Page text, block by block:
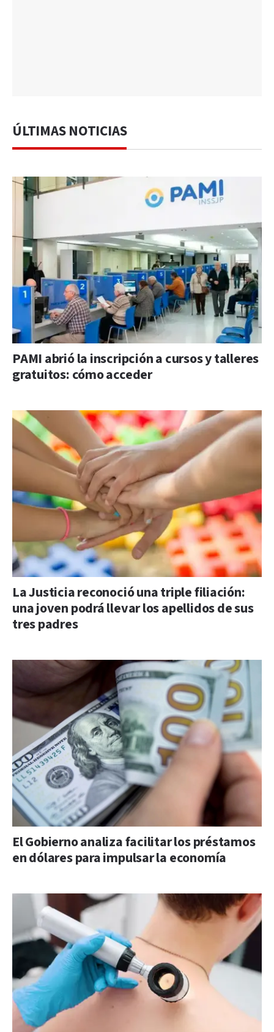
ÚLTIMAS NOTICIAS
PAMI abrió la inscripción a cursos y talleres
gratuitos: cómo acceder
La Justicia reconoció una triple filiación:
una joven podrá llevar los apellidos de sus
tres padres
El Gobierno analiza facilitar los préstamos
en dólares para impulsar la economía